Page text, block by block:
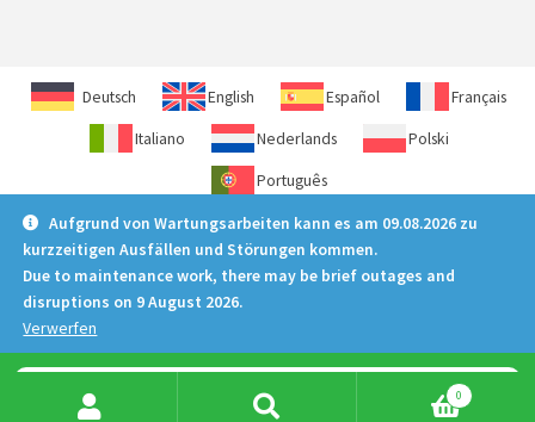
Aufgrund von Wartungsarbeiten kann es am 09.08.2026 zu
kurzzeitigen Ausfällen und Störungen kommen.
Due to maintenance work, there may be brief outages and
disruptions on 9 August 2026.
Verwerfen
0
Deutsch English Español Français
Italiano Nederlands Polski
Português